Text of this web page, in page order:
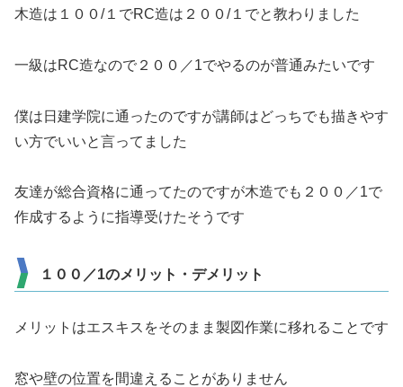
木造は１００/１でRC造は２００/１でと教わりました
一級はRC造なので２００／1でやるのが普通みたいです
僕は日建学院に通ったのですが講師はどっちでも描きやす
い方でいいと言ってました
友達が総合資格に通ってたのですが木造でも２００／1で
作成するように指導受けたそうです
１００／1のメリット・デメリット
メリットはエスキスをそのまま製図作業に移れることです
窓や壁の位置を間違えることがありません